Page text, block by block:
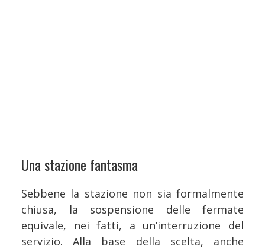
Una stazione fantasma
Sebbene la stazione non sia formalmente
chiusa, la sospensione delle fermate
equivale, nei fatti, a un’interruzione del
servizio. Alla base della scelta, anche